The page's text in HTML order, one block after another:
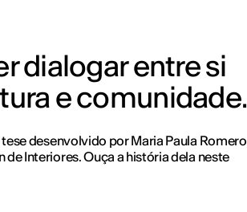
dialogar entre si
e comunidade.
desenvolvido por Maria Paula Romero
de Interiores. Ouça a história dela neste